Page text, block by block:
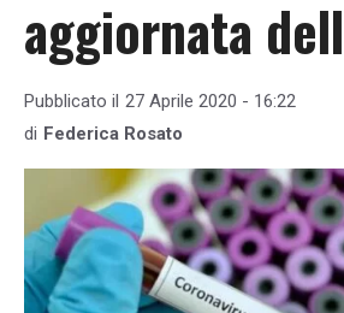
aggiornata
Pubblicato il 27 Aprile 2020 - 16:22
di Federica Rosato